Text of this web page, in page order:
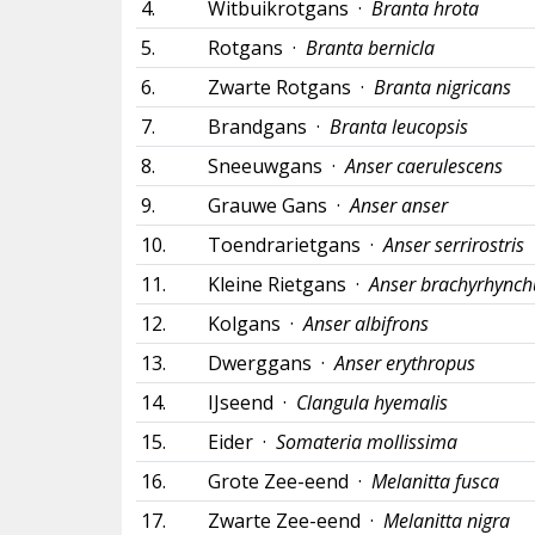
4. Witbuikrotgans · Branta hrota
5.
Rotgans · Branta bernicla
6.
Zwarte Rotgans · Branta nigricans
7.
Brandgans · Branta leucopsis
8.
Sneeuwgans ·Anser caerulescens
9.
Grauwe Gans ·Anser anser
10.
Toendrarietgans ·Anser serrirostris
11.
Kleine Rietgans ·Anser
12.
Kolgans ·Anser albifrons
13.
Dwerggans ·Anser erythropus
14.
IJseend · Clangula hyemalis
15.
Eider · Somateria mollissima
16.
Grote Zee-eend · Melanitta fusca
17.
Zwarte Zee-eend · Melanitta nigra